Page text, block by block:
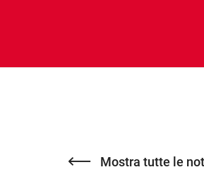
Mostra tutte le